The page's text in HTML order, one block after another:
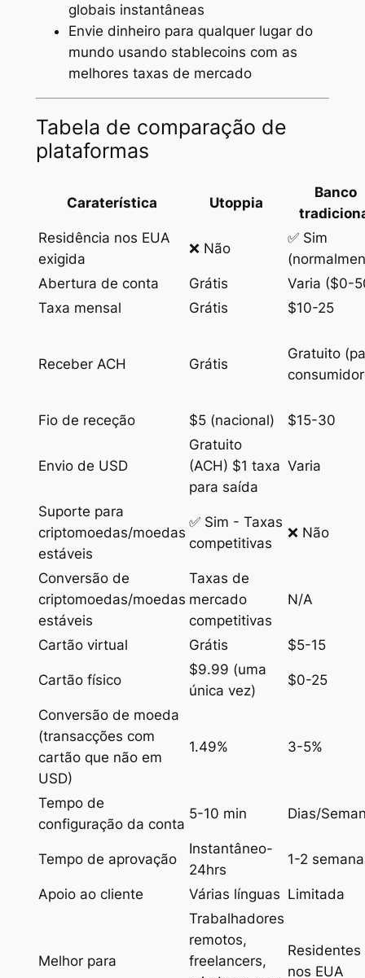
globais instantâneas
Envie dinheiro para qualquer lugar do
mundo usando stablecoins com as
melhores taxas de mercado
Tabela de comparação de
plataformas
Caraterística Utoppia
Banco
Residência nos EUA
exigida
❌ Não
✅ Sim
Abertura de conta
Grátis
Varia ($0-
Taxa mensal
Grátis $10-25
Receber ACH Grátis
Gratuito
Fio de receção $5 (nacional) $15-30
Envio de USD
Gratuito
(ACH) $1 taxa
para saída
Varia
Suporte para
criptomoedas/moedas
estáveis
✅ Sim - Taxas
competitivas
❌ Não
Conversão de
criptomoedas/moedas
estáveis
Taxas de
mercado
competitivas
N/A
Cartão virtual Grátis $5-15
Cartão físico
$9.99 (uma
única vez)
$0-25
Conversão de moeda
(transacções com
cartão que não em
USD)
1.49% 3-5%
Tempo de
configuração da conta
5-10 min Dias/
Tempo de aprovação
Instantâneo-
24hrs
1-2
Apoio ao cliente Várias línguas Limitada
Melhor para
Trabalhadores
remotos,
freelancers,
Residentes
nos EUA